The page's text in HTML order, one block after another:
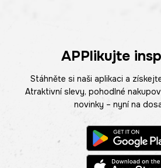
APPlikujte
Stáhněte si naši aplikaci a
Atraktivní slevy, pohodlné
novinky – nyní na